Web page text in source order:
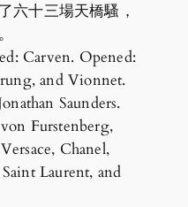
六十三場天橋騷，
Carven. Opened:
and Vionnet.
Saunders.
Furstenberg,
Chanel,
Laurent, and